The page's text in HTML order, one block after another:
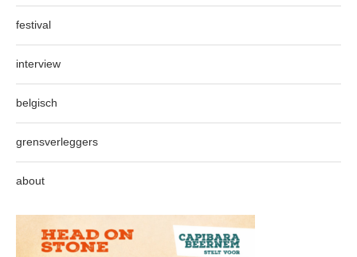
festival
interview
belgisch
grensverleggers
about